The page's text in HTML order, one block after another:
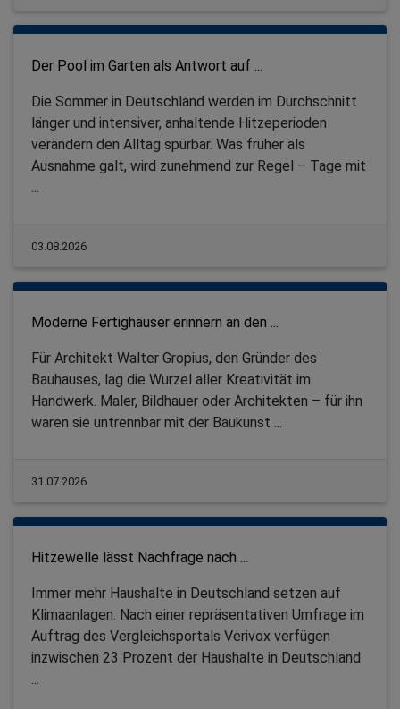
Der Pool im Garten als Antwort auf ...
Die Sommer in Deutschland werden im Durchschnitt
länger und intensiver, anhaltende Hitzeperioden
verändern den Alltag spürbar. Was früher als
Ausnahme galt, wird zunehmend zur Regel – Tage mit
03.08.2026
Moderne Fertighäuser erinnern an den ...
Für Architekt Walter Gropius, den Gründer des
Bauhauses, lag die Wurzel aller Kreativität im
Handwerk. Maler, Bildhauer oder Architekten – für ihn
waren sie untrennbar mit der Baukunst ...
31.07.2026
Hitzewelle lässt Nachfrage nach ...
Immer mehr Haushalte in Deutschland setzen auf
Klimaanlagen. Nach einer repräsentativen Umfrage im
Auftrag des Vergleichsportals Verivox verfügen
inzwischen 23 Prozent der Haushalte in Deutschland